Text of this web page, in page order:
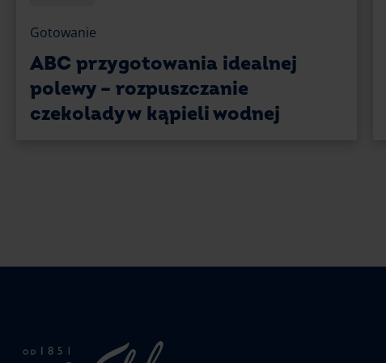
Gotowanie
ABC przygotowania idealnej
polewy – rozpuszczanie
czekolady w kąpieli wodnej
Strona